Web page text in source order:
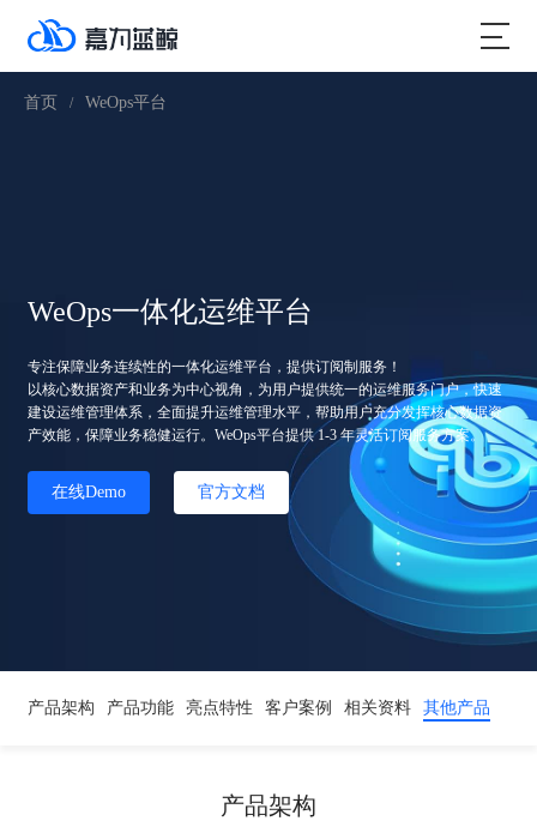
首页 / WeOps平台
WeOps一体化运维平台
专注保障业务连续性的一体化运维平台，提供订阅制服务！
以核心数据资产和业务为中心视角，为用户提供统一的运维服务门户，快速
建设运维管理体系，全面提升运维管理水平，帮助用户充分发挥核心数据资
产效能，保障业务稳健运行。WeOps平台提供 1-3 年灵活订阅服务方案。
在线Demo 官方文档
产品架构 产品功能 亮点特性 客户案例 相关资料 其他产品
产品架构